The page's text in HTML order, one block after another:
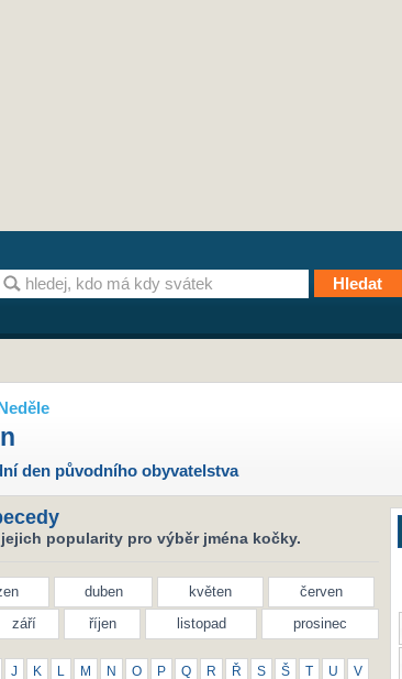
den původního obyvatelstva
popularity pro výběr jména kočky.
duben květen
červen
září říjen listopad prosinec
J K M N O P Q R Ř S Š T U V